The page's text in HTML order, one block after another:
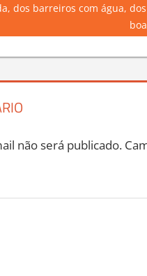
dos barreiros com água,
não será publicado.